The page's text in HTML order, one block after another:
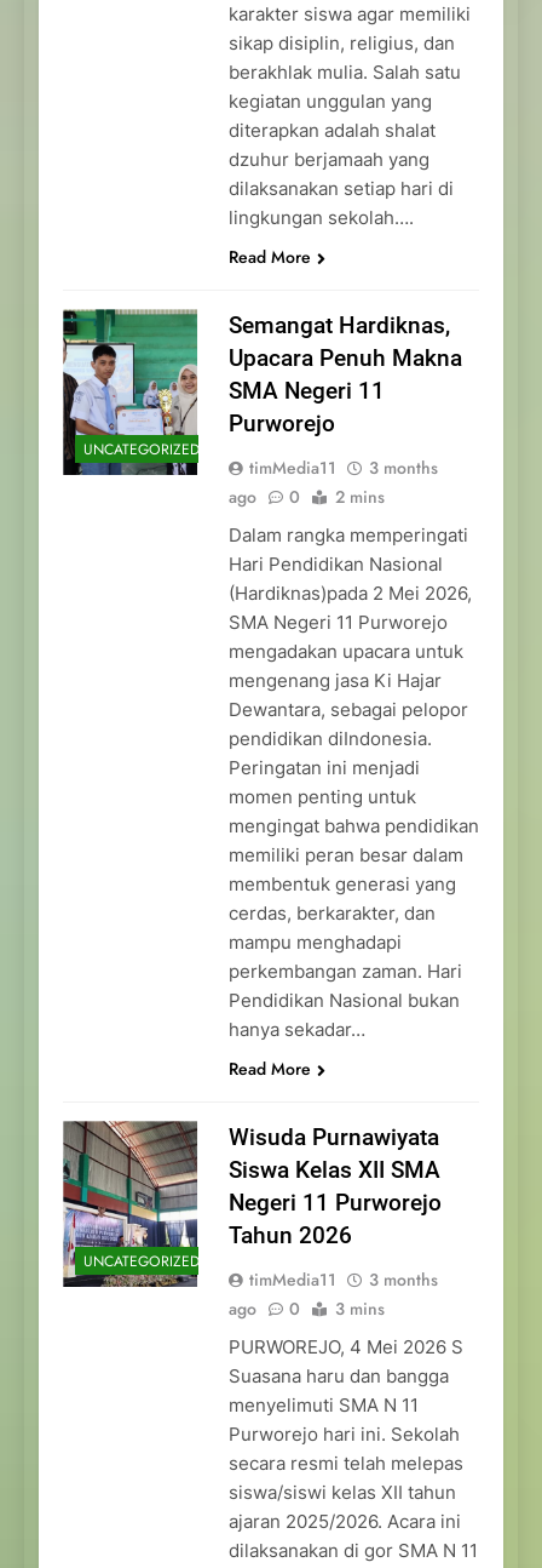
karakter siswa agar memiliki
sikap disiplin, religius, dan
berakhlak mulia. Salah satu
kegiatan unggulan yang
diterapkan adalah shalat
dzuhur berjamaah yang
dilaksanakan setiap hari di
lingkungan sekolah….
Read More
UNCATEGORIZED
Semangat Hardiknas,
Upacara Penuh Makna
SMA Negeri 11
Purworejo
timMedia11
3 months
ago
0 2 mins
Dalam rangka memperingati
Hari Pendidikan Nasional
(Hardiknas)pada 2 Mei 2026,
SMA Negeri 11 Purworejo
mengadakan upacara untuk
mengenang jasa Ki Hajar
Dewantara, sebagai pelopor
pendidikan diIndonesia.
Peringatan ini menjadi
momen penting untuk
mengingat bahwa pendidikan
memiliki peran besar dalam
membentuk generasi yang
cerdas, berkarakter, dan
mampu menghadapi
perkembangan zaman. Hari
Pendidikan Nasional bukan
hanya sekadar…
Read More
UNCATEGORIZED
Wisuda Purnawiyata
Siswa Kelas XII SMA
Negeri 11 Purworejo
Tahun 2026
timMedia11
3 months
ago
0 3 mins
PURWOREJO, 4 Mei 2026 S
Suasana haru dan bangga
menyelimuti SMA N 11
Purworejo hari ini. Sekolah
secara resmi telah melepas
siswa/siswi kelas XII tahun
ajaran 2025/2026. Acara ini
dilaksanakan di gor SMA N 11